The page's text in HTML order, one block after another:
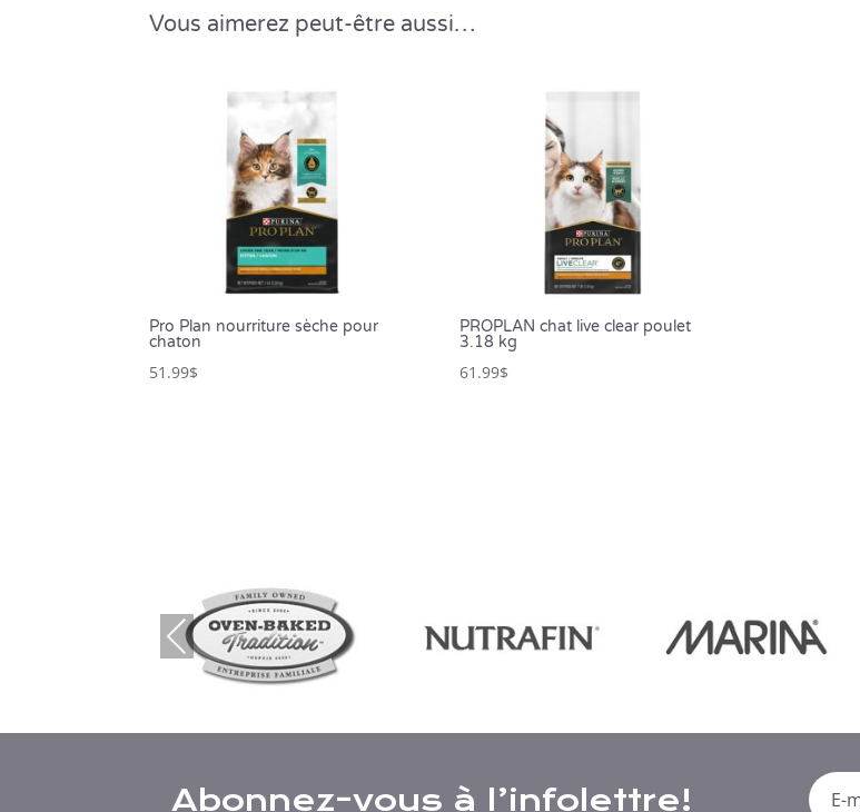
Vous aimerez peut-être aussi…
Pro Plan nourriture sèche pour
chaton
51.99$
PROPLAN chat live clear poulet
3.18 kg
61.99$
Prev
ious
Abonnez-vous à l’infolettre!